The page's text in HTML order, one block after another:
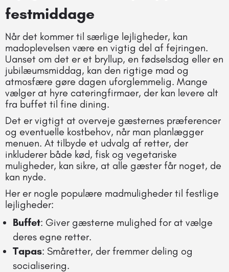
festmiddage
Når det kommer til særlige lejligheder, kan
madoplevelsen være en vigtig del af fejringen.
Uanset om det er et bryllup, en fødselsdag eller en
jubilæumsmiddag, kan den rigtige mad og
atmosfære gøre dagen uforglemmelig. Mange
vælger at hyre cateringfirmaer, der kan levere alt
fra buffet til fine dining.
Det er vigtigt at overveje gæsternes præferencer
og eventuelle kostbehov, når man planlægger
menuen. At tilbyde et udvalg af retter, der
inkluderer både kød, fisk og vegetariske
muligheder, kan sikre, at alle gæster får noget, de
kan nyde.
Her er nogle populære madmuligheder til festlige
lejligheder:
Buffet: Giver gæsterne mulighed for at vælge
deres egne retter.
Tapas: Småretter, der fremmer deling og
socialisering.